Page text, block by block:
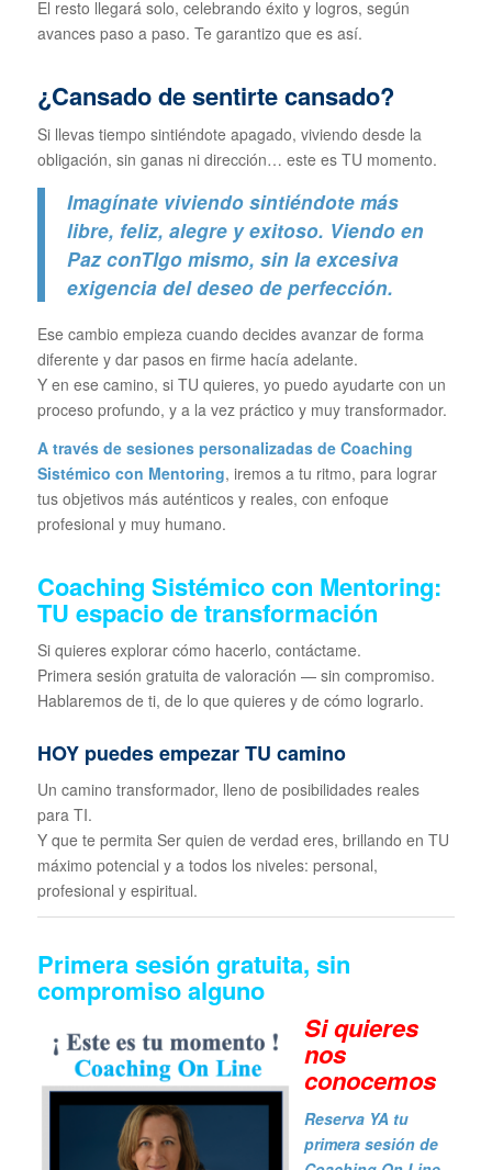
El resto llegará solo, celebrando éxito y logros, según
avances paso a paso. Te garantizo que es así.
¿Cansado de sentirte cansado?
Si llevas tiempo sintiéndote apagado, viviendo desde la
obligación, sin ganas ni dirección… este es TU momento.
Imagínate viviendo sintiéndote más
libre, feliz, alegre y exitoso. Viendo en
Paz conTIgo mismo, sin la excesiva
exigencia del deseo de perfección.
Ese cambio empieza cuando decides avanzar de forma
diferente y dar pasos en firme hacía adelante.
Y en ese camino, si TU quieres, yo puedo ayudarte con un
proceso profundo, y a la vez práctico y muy transformador.
A través de sesiones personalizadas de Coaching
Sistémico con Mentoring, iremos a tu ritmo, para lograr
tus objetivos más auténticos y reales, con enfoque
profesional y muy humano.
Coaching Sistémico con Mentoring:
TU espacio de transformación
Si quieres explorar cómo hacerlo, contáctame.
Primera sesión gratuita de valoración — sin compromiso.
Hablaremos de ti, de lo que quieres y de cómo lograrlo.
HOY puedes empezar TU camino
Un camino transformador, lleno de posibilidades reales
para TI.
Y que te permita Ser quien de verdad eres, brillando en TU
máximo potencial y a todos los niveles: personal,
profesional y espiritual.
Primera sesión gratuita, sin
compromiso alguno
Si quieres
nos
conocemos
Reserva YA tu
primera sesión de